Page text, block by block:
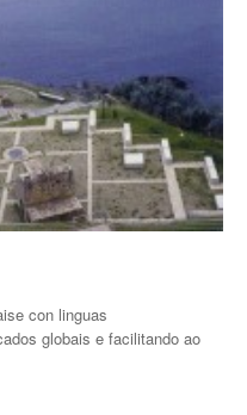
con linguas
globais e facilitando ao